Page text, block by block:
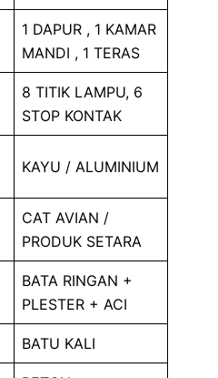
1 DAPUR , 1 KAMAR
MANDI , 1 TERAS
8 TITIK LAMPU, 6
STOP KONTAK
KAYU / ALUMINIUM
CAT AVIAN /
PRODUK SETARA
BATA RINGAN +
PLESTER + ACI
BATU KALI